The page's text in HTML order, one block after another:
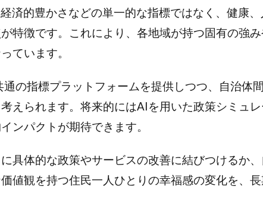
済的豊かさなどの単一的な指標ではなく、健康
特徴です。これにより、各地域が持つ固有の強
ています。
の指標プラットフォームを提供しつつ、自治体
えられます。将来的にはAIを用いた政策シミュ
ンパクトが期待できます。
具体的な政策やサービスの改善に結びつけるか
値観を持つ住民一人ひとりの幸福感の変化を、